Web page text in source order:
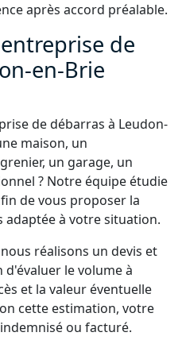
après accord préalable.
de
en-Brie
de débarras à Leudon-
maison, un
un garage, un
? Notre équipe étudie
de vous proposer la
à votre situation.
réalisons un devis et
le volume à
et la valeur éventuelle
cette estimation, votre
ou facturé.